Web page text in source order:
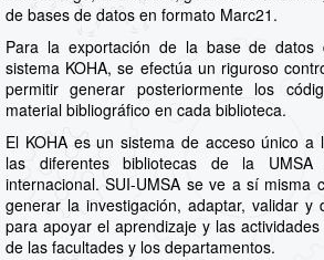
de bases de datos en formato Marc21.
Para la exportación de la base de datos
sistema KOHA, se efectúa un riguroso
permitir generar posteriormente los
material bibliográfico en cada biblioteca.
El KOHA es un sistema de acceso único a
las diferentes bibliotecas de la
internacional. SUI-UMSA se ve a sí misma
generar la investigación, adaptar, validar y
para apoyar el aprendizaje y las
de las facultades y los departamentos.